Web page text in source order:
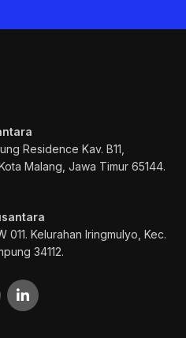
Residence Kav. B11,
Malang, Jawa Timur 65144.
011. Kelurahan Iringmulyo, Kec.
34112.